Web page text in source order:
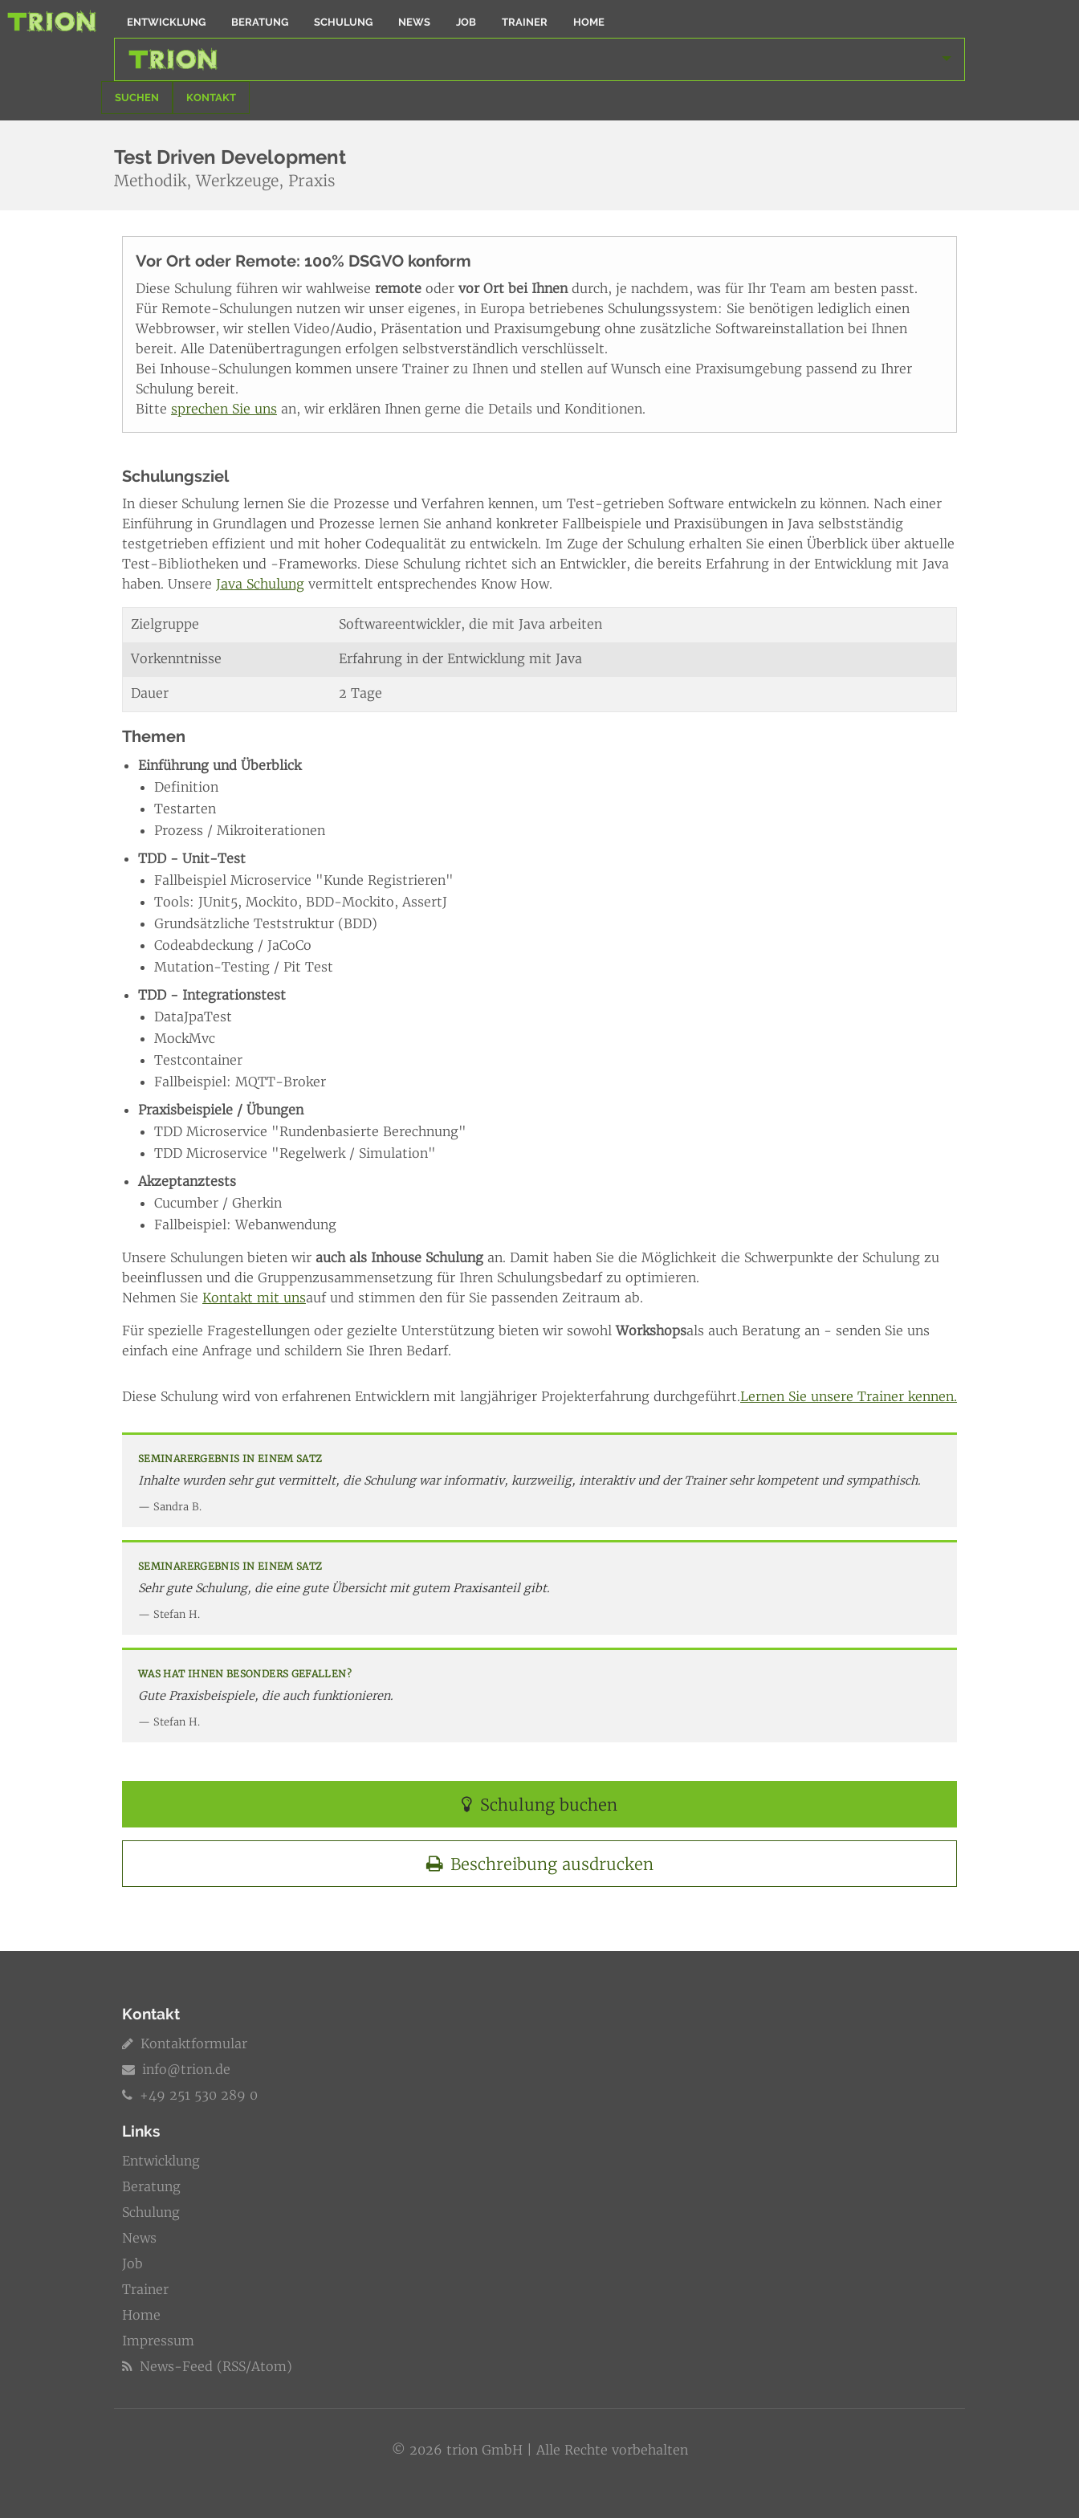
ENTWICKLUNG BERATUNG SCHULUNG NEWS JOB TRAINER HOME
SUCHEN KONTAKT
Test Driven Development
Methodik, Werkzeuge, Praxis
Vor Ort oder Remote: 100% DSGVO konform
Diese Schulung führen wir wahlweise remote oder vor Ort bei Ihnendurch, je nachdem, was für Ihr Team am besten passt.
Für Remote-Schulungen nutzen wir unser eigenes, in Europa betriebenes Schulungssystem: Sie benötigen lediglich einen
Webbrowser, wir stellen Video/Audio, Präsentation und Praxisumgebung ohne zusätzliche Softwareinstallation bei Ihnen
bereit. Alle Datenübertragungen erfolgen selbstverständlich verschlüsselt.
Bei Inhouse-Schulungen kommen unsere Trainer zu Ihnen und stellen auf Wunsch eine Praxisumgebung passend zu Ihrer
Schulung bereit.
Bitte sprechen Sie uns an, wir erklären Ihnen gerne die Details und Konditionen.
Schulungsziel
In dieser Schulung lernen Sie die Prozesse und Verfahren kennen, um Test-getrieben Software entwickeln zu können. Nach einer
Einführung in Grundlagen und Prozesse lernen Sie anhand konkreter Fallbeispiele und Praxisübungen in Java selbstständig
testgetrieben effizient und mit hoher Codequalität zu entwickeln. Im Zuge der Schulung erhalten Sie einen Überblick über aktuelle
Test-Bibliotheken und -Frameworks. Diese Schulung richtet sich an Entwickler, die bereits Erfahrung in der Entwicklung mit Java
haben. Unsere Java Schulung vermittelt entsprechendes Know How.
Zielgruppe Softwareentwickler, die mit Java arbeiten
Vorkenntnisse Erfahrung in der Entwicklung mit Java
Dauer 2 Tage
Themen
Einführung und Überblick
Definition
Testarten
Prozess / Mikroiterationen
TDD - Unit-Test
Fallbeispiel Microservice "Kunde Registrieren"
Tools: JUnit5, Mockito, BDD-Mockito, AssertJ
Grundsätzliche Teststruktur (BDD)
Codeabdeckung / JaCoCo
Mutation-Testing / Pit Test
TDD - Integrationstest
DataJpaTest
MockMvc
Testcontainer
Fallbeispiel: MQTT-Broker
Praxisbeispiele / Übungen
TDD Microservice "Rundenbasierte Berechnung"
TDD Microservice "Regelwerk / Simulation"
Akzeptanztests
Cucumber / Gherkin
Fallbeispiel: Webanwendung
Unsere Schulungen bieten wir auch als Inhouse Schulung an. Damit haben Sie die Möglichkeit die Schwerpunkte der Schulung zu
beeinflussen und die Gruppenzusammensetzung für Ihren Schulungsbedarf zu optimieren.
Nehmen Sie Kontakt mit unsauf und stimmen den für Sie passenden Zeitraum ab.
Für spezielle Fragestellungen oder gezielte Unterstützung bieten wir sowohlWorkshopsals auch Beratung an - senden Sie uns
einfach eine Anfrage und schildern Sie Ihren Bedarf.
Diese Schulung wird von erfahrenen Entwicklern mit langjähriger Projekterfahrung durchgeführt.Lernen Sie unsere Trainer kennen.
SEMINARERGEBNIS IN EINEM SATZ
Inhalte wurden sehr gut vermittelt, die Schulung war informativ, kurzweilig, interaktiv und der Trainer sehr kompetent und sympathisch.
Sandra B.
SEMINARERGEBNIS IN EINEM SATZ
Sehr gute Schulung, die eine gute Übersicht mit gutem Praxisanteil gibt.
Stefan H.
WAS HAT IHNEN BESONDERS GEFALLEN?
Gute Praxisbeispiele, die auch funktionieren.
Stefan H.
Schulung buchen
Beschreibung ausdrucken
Kontakt
Kontaktformular
info@trion.de
+49 251 530 289 0
Links
Entwicklung
Beratung
Schulung
News
Job
Trainer
Home
Impressum
News-Feed (RSS/Atom)
© 2026 trion GmbH | Alle Rechte vorbehalten